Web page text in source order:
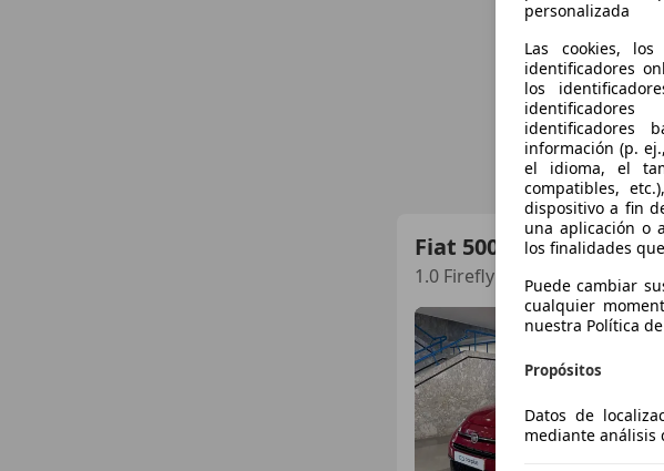
Fiat 500X
1.0 Firefly S&S Urban
personalizada
Las cookies,
identificadores
los
identificadores
información (p.
el idioma, el
compatibles,
dispositivo a fin
una aplicación o
los finalidades
Puede cambiar
cualquier
nuestra Política
Propósitos
Datos de
mediante análisis